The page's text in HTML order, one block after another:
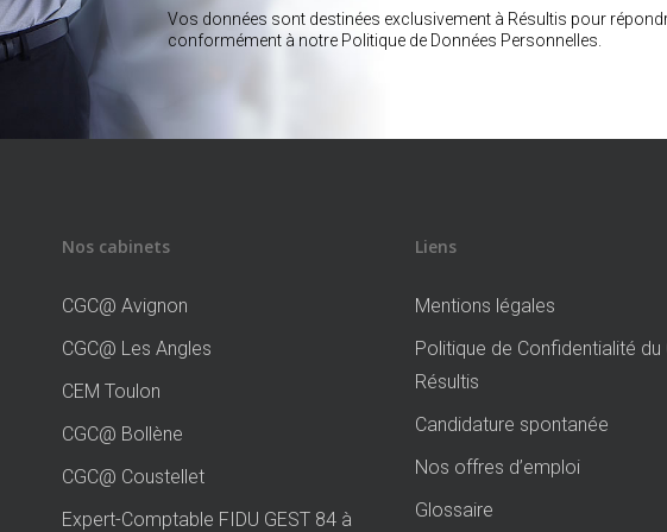
Vos données sont destinées exclusivement à Résultis pour
conformément à notre Politique de Données Personnelles.
Nos cabinets
CGC@ Avignon
CGC@ Les Angles
CEM Toulon
CGC@ Bollène
CGC@ Coustellet
Expert-Comptable FIDU GEST 84 à
Liens
Mentions légales
Politique de Confidentialité du
Résultis
Candidature spontanée
Nos offres d’emploi
Glossaire